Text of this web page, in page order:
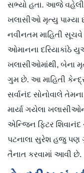
સભ્યો હતા. આજે વહેલી
ખલાસીઓ મૃત્યુ
નવીનતમ માહિતી
ઓમાનના દરિયાકાંઠે
ખલાસીઓમાંથી, બેના
ગુમ છે. આ માહિતી
સર્વાનંદ સોનોવાલે
માર્યા ગયેલા
એન્જિન ફિટર
પટનાલા સુરેશ હજુ પણ
તૈનાત કરવામાં આવી છે.